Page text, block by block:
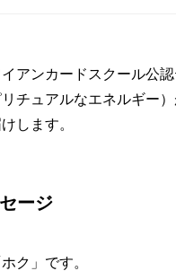
アンカードスクール公
チュアルなエネルギー
します。
ージ
ク」です。